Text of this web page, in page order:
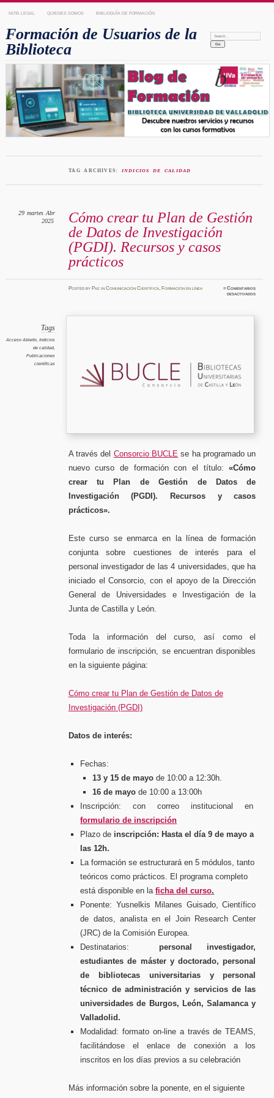
NOTA LEGAL QUIENES SOMOS BIBLIOGUÍA DE FORMACIÓN
Formación de Usuarios de la
Biblioteca
Search:
TAG ARCHIVES: INDICIOS DE CALIDAD
Cómo crear tu Plan de Gestión
de Datos de Investigación
(PGDI). Recursos y casos
prácticos
29 martes Abr
2025
PostedbyPaz inComunicación Científica ,Formación en línea ≈Comentarios
desactivadosen
Tags
Acceso Abierto, Indicios
de calidad,
Publicaciones
científicas
A través del Consorcio BUCLE se ha programado un
nuevo curso de formación con el título:«Cómo
crear tu Plan de Gestión de Datos de
Investigación (PGDI). Recursos y casos
prácticos».
Este curso se enmarca en la línea de formación
conjunta sobre cuestiones de interés para el
personal investigador de las 4 universidades, que ha
iniciado el Consorcio, con el apoyo de la Dirección
General de Universidades e Investigación de la
Junta de Castilla y León.
Toda la información del curso, así como el
formulario de inscripción, se encuentran disponibles
en la siguiente página:
Cómo crear tu Plan de Gestión de Datos de
Investigación (PGDI)
Datos de interés:
Fechas:
13 y 15 de mayo de 10:00 a 12:30h.
16 de mayode 10:00 a 13:00h
Inscripción: con correo institucional en
formulario de inscripción
Plazo de inscripción: Hasta el día 9 de mayo a
las 12h.
La formación se estructurará en 5 módulos, tanto
teóricos como prácticos. El programa completo
está disponible en laficha del curso.
Ponente: Yusnelkis Milanes Guisado, Científico
de datos, analista en el Join Research Center
(JRC) de la Comisión Europea.
Destinatarios: personal investigador,
estudiantes de máster y doctorado, personal
de bibliotecas universitarias y personal
técnico de administración y servicios de las
universidades de Burgos, León, Salamanca y
Valladolid.
Modalidad: formato on-line a través de TEAMS,
facilitándose el enlace de conexión a los
inscritos en los días previos a su celebración
Más información sobre la ponente, en el siguiente